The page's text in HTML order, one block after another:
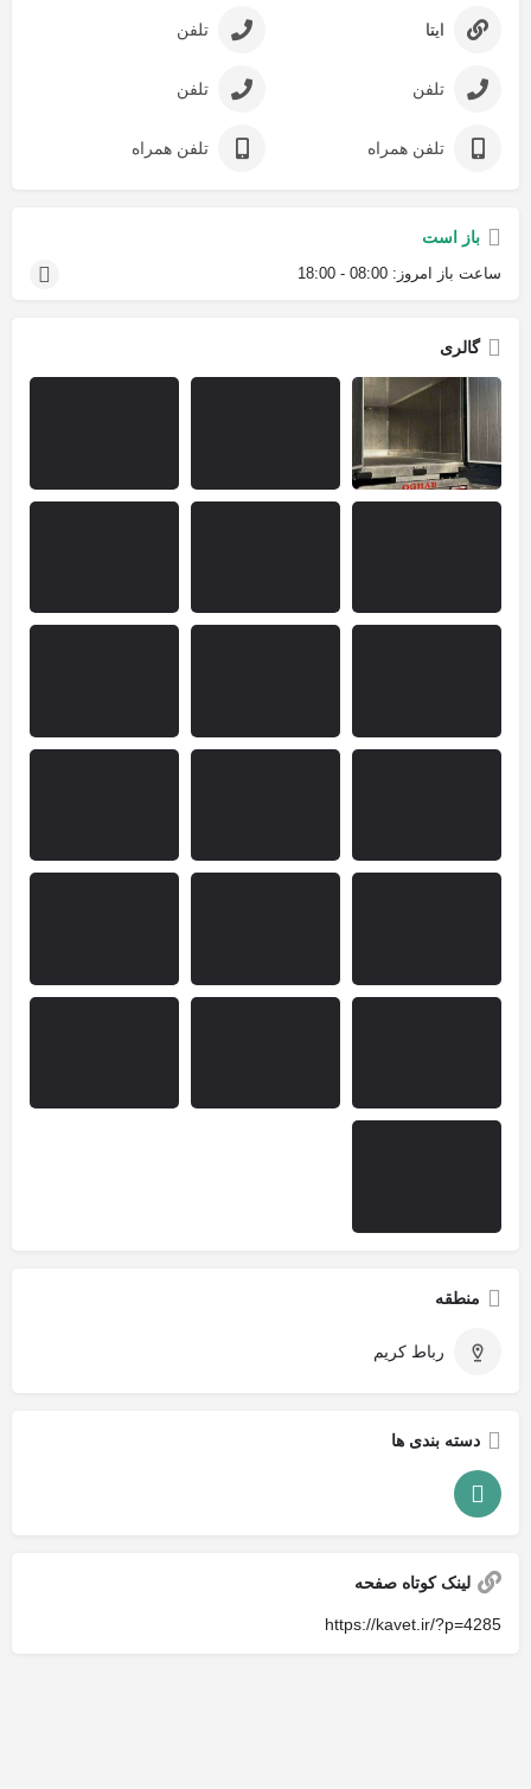
ایتا تلفن
تلفن تلفن
تلفن همراه تلفن همراه
باز است
ساعت باز امروز: 08:00 - 18:00
گالری
منطقه
رباط کریم
دسته بندی ها
لینک کوتاه صفحه
https://kavet.ir/?p=4285